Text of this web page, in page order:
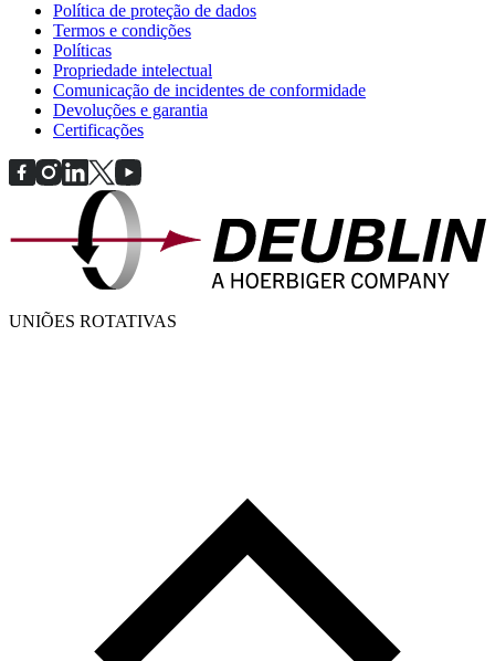
Política de proteção de dados
Termos e condições
Políticas
Propriedade intelectual
Comunicação de incidentes de conformidade
Devoluções e garantia
Certificações
UNIÕES ROTATIVAS